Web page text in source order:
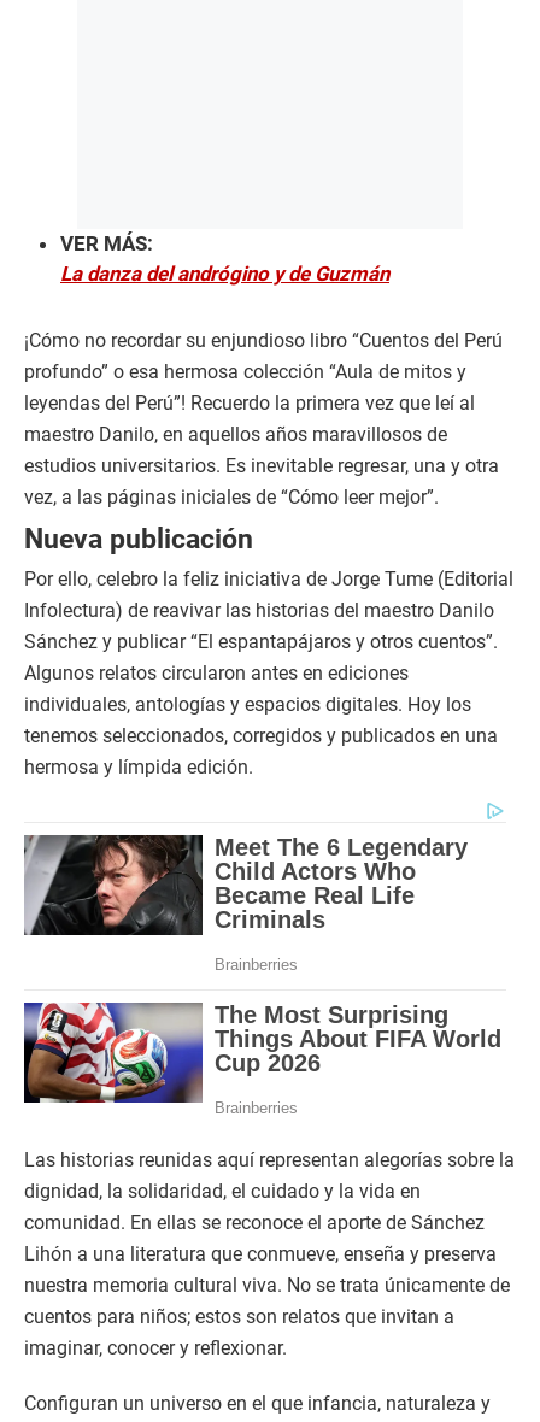
VER MÁS:
La danza del andrógino y de Guzmán
¡Cómo no recordar su enjundioso libro “Cuentos del Perú
profundo” o esa hermosa colección “Aula de mitos y
leyendas del Perú”! Recuerdo la primera vez que leí al
maestro Danilo, en aquellos años maravillosos de
estudios universitarios. Es inevitable regresar, una y otra
vez, a las páginas iniciales de “Cómo leer mejor”.
Nueva publicación
Por ello, celebro la feliz iniciativa de Jorge Tume (Editorial
Infolectura) de reavivar las historias del maestro Danilo
Sánchez y publicar “El espantapájaros y otros cuentos”.
Algunos relatos circularon antes en ediciones
individuales, antologías y espacios digitales. Hoy los
tenemos seleccionados, corregidos y publicados en una
hermosa y límpida edición.
Las historias reunidas aquí representan alegorías sobre la
dignidad, la solidaridad, el cuidado y la vida en
comunidad. En ellas se reconoce el aporte de Sánchez
Lihón a una literatura que conmueve, enseña y preserva
nuestra memoria cultural viva. No se trata únicamente de
cuentos para niños; estos son relatos que invitan a
imaginar, conocer y reflexionar.
Configuran un universo en el que infancia, naturaleza y